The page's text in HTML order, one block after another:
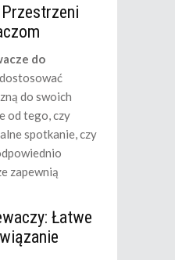
do
do swoich
od tego, czy
spotkanie, czy
zapewnią
Łatwe